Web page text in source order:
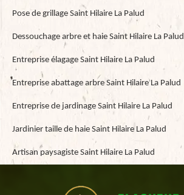
Pose de grillage Saint Hilaire La Palud
Dessouchage arbre et haie Saint Hilaire La Palud
Entreprise élagage Saint Hilaire La Palud
Entreprise abattage arbre Saint Hilaire La Palud
Entreprise de jardinage Saint Hilaire La Palud
Jardinier taille de haie Saint Hilaire La Palud
Artisan paysagiste Saint Hilaire La Palud